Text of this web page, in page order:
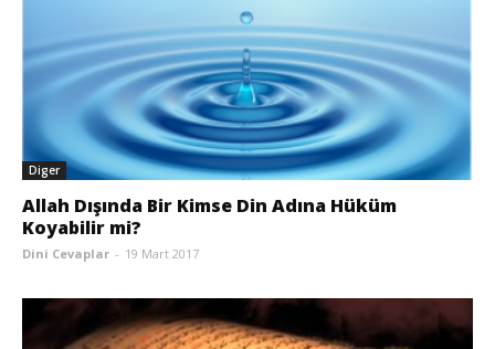
Diger
Allah Dışında Bir Kimse Din Adına Hüküm
Koyabilir mi?
Dini Cevaplar - 19 Mart 2017